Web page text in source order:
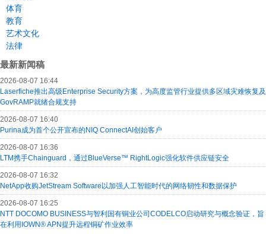
体育
教育
艺术文化
法律
最新新闻稿
2026-08-07 16:44
Laserfiche推出高级Enterprise Security方案，为高度监管行业提供多区域灾难恢复及
GovRAMP就绪合规支持
2026-08-07 16:40
Purina成为首个公开宣布的NIQ ConnectAI创始客户
2026-08-07 16:36
LTM携手Chainguard，通过BlueVerse™ RightLogic强化软件供应链安全
2026-08-07 16:32
NetApp收购JetStream Software以加强人工智能时代的网络韧性和数据保护
2026-08-07 16:25
NTT DOCOMO BUSINESS与智利国有铜业公司CODELCO启动研究与概念验证，旨
在利用IOWN® APN提升远程铜矿作业效率